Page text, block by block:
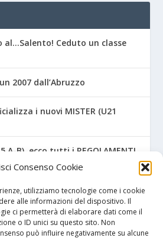
Consenso Cookie
utilizziamo tecnologie come i cookie
alle informazioni del dispositivo. Il
ci permetterà di elaborare dati come il
o ID unici su questo sito. Non
può influire negativamente su alcune
al…Salento! Ceduto un classe
2007 dall’Abruzzo
i nuovi MISTER (U21
A-B), ecco tutti i REGOLAMENTI
U17 “svincolati” firmano